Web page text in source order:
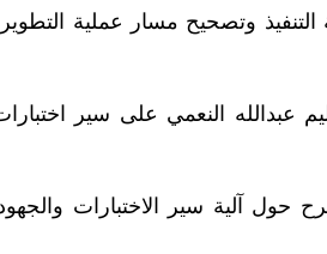
وتصحيح مسار عملية
عبدالله النعمي على سير
آلية سير الاختبارات والجهود